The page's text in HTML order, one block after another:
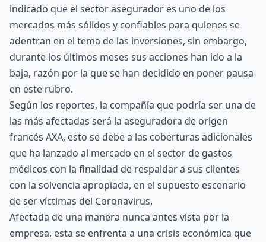
indicado que el sector asegurador es uno de los
mercados más sólidos y confiables para quienes se
adentran en el tema de las inversiones, sin embargo,
durante los últimos meses sus acciones han ido a la
baja, razón por la que se han decidido en poner pausa
en este rubro.
Según los reportes, la compañía que podría ser una de
las más afectadas será la aseguradora de origen
francés AXA, esto se debe a las coberturas adicionales
que ha lanzado al mercado en el sector de gastos
médicos con la finalidad de respaldar a sus clientes
con la solvencia apropiada, en el supuesto escenario
de ser víctimas del Coronavirus.
Afectada de una manera nunca antes vista por la
empresa, esta se enfrenta a una crisis económica que